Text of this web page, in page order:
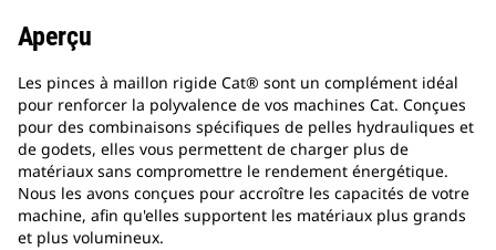
Aperçu
Les pinces à maillon rigide Cat® sont un complément idéal
pour renforcer la polyvalence de vos machines Cat. Conçues
pour des combinaisons spécifiques de pelles hydrauliques et
de godets, elles vous permettent de charger plus de
matériaux sans compromettre le rendement énergétique.
Nous les avons conçues pour accroître les capacités de votre
machine, afin qu'elles supportent les matériaux plus grands
et plus volumineux.